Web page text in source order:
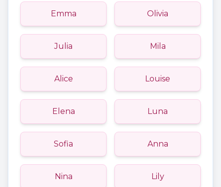
Emma Olivia
Julia Mila
Alice Louise
Elena Luna
Sofia Anna
Nina Lily